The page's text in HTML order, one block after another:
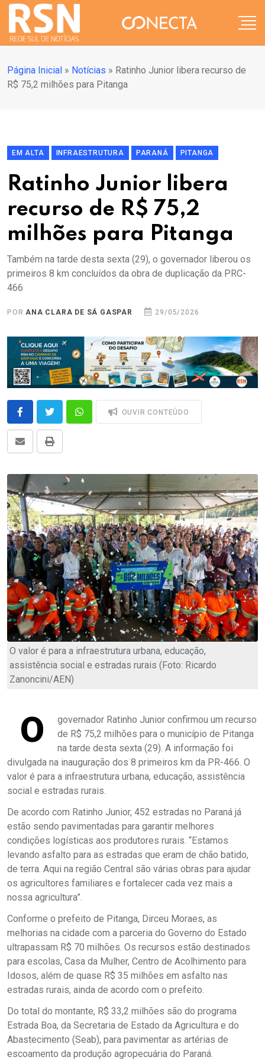
Página Inicial » Notícias » Ratinho Junior libera recurso de
R$ 75,2 milhões para Pitanga
EM ALTA INFRAESTRUTURA PARANÁ PITANGA
Ratinho Junior libera
recurso de R$ 75,2
milhões para Pitanga
Também na tarde desta sexta (29), o governador liberou os
primeiros 8 km concluídos da obra de duplicação da PRC-
466
PORANA CLARA DE SÁ GASPAR 29/05/2026
OUVIR CONTEÚDO
O valor é para a infraestrutura urbana, educação,
assistência social e estradas rurais (Foto: Ricardo
Zanoncini/AEN)
O
governador Ratinho Junior confirmou um recurso
de R$ 75,2 milhões para o município de Pitanga
na tarde desta sexta (29). A informação foi
divulgada na inauguração dos 8 primeiros km da PR-466. O
valor é para a infraestrutura urbana, educação, assistência
social e estradas rurais.
De acordo com Ratinho Junior, 452 estradas no Paraná já
estão sendo pavimentadas para garantir melhores
condições logísticas aos produtores rurais. “Estamos
levando asfalto para as estradas que eram de chão batido,
de terra. Aqui na região Central são várias obras para ajudar
os agricultores familiares e fortalecer cada vez mais a
nossa agricultura”.
Conforme o prefeito de Pitanga, Dirceu Moraes, as
melhorias na cidade com a parceria do Governo do Estado
ultrapassam R$ 70 milhões. Os recursos estão destinados
para escolas, Casa da Mulher, Centro de Acolhimento para
Idosos, além de quase R$ 35 milhões em asfalto nas
estradas rurais, ainda de acordo com o prefeito.
Do total do montante, R$ 33,2 milhões são do programa
Estrada Boa, da Secretaria de Estado da Agricultura e do
Abastecimento (Seab), para pavimentar as artérias de
escoamento da produção agropecuária do Paraná.